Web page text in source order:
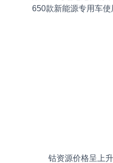
650款新能源专用车使
钴资源价格呈上